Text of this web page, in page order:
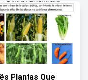
Plantas Que